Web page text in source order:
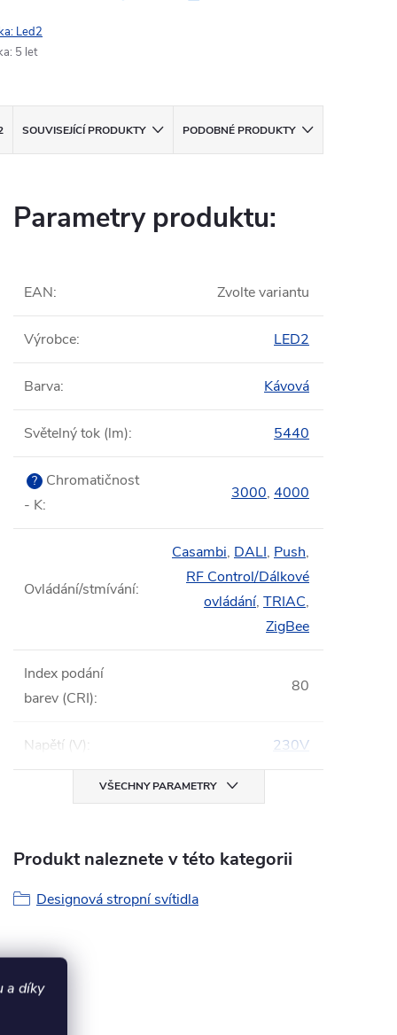
a díky
Led2
: 5 let
SOUVISEJÍCÍ PRODUKTY PODOBNÉ PRODUKTY
Parametry produktu:
EAN: Zvolte variantu
Výrobce: LED2
Barva: Kávová
Světelný tok (lm): 5440
? Chromatičnost
- K:
3000, 4000
Ovládání/stmívání:
Casambi, DALI, Push,
RF Control/Dálkové
ovládání, TRIAC,
ZigBee
Index podání
barev (CRI):
80
Napětí (V): 230V
VŠECHNY PARAMETRY
Produkt naleznete v této kategorii
Designová stropní svítidla